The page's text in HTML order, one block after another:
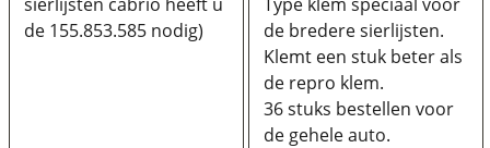
de 155.853.585 nodig)
de bredere sierlijsten.
Klemt een stuk beter als
de repro klem.
36 stuks bestellen voor
de gehele auto.